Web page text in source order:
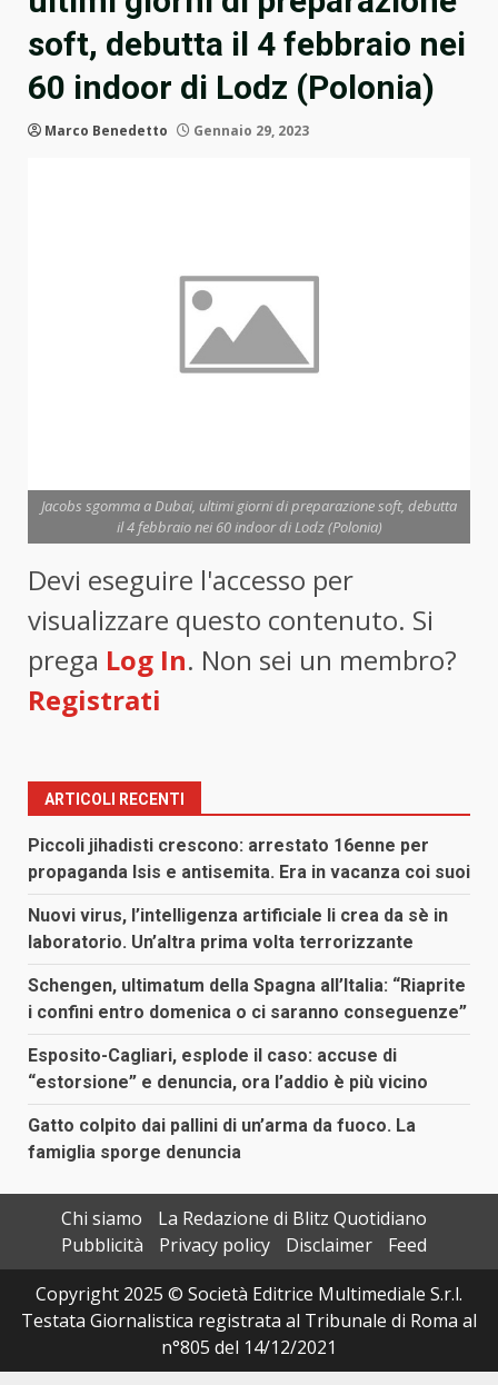
soft, debutta il 4 febbraio nei
60 indoor di Lodz (Polonia)
Marco Benedetto Gennaio 29, 2023
Jacobs sgomma a Dubai, ultimi giorni di preparazione soft, debutta
il 4 febbraio nei 60 indoor di Lodz (Polonia)
Devi eseguire l'accesso per
visualizzare questo contenuto. Si
prega Log In. Non sei un membro?
Registrati
ARTICOLI RECENTI
Piccoli jihadisti crescono: arrestato 16enne per
propaganda Isis e antisemita. Era in vacanza coi suoi
Nuovi virus, l’intelligenza artificiale li crea da sè in
laboratorio. Un’altra prima volta terrorizzante
Schengen, ultimatum della Spagna all’Italia: “Riaprite
i confini entro domenica o ci saranno conseguenze”
Esposito-Cagliari, esplode il caso: accuse di
“estorsione” e denuncia, ora l’addio è più vicino
Gatto colpito dai pallini di un’arma da fuoco. La
famiglia sporge denuncia
Chi siamo
La Redazione di Blitz Quotidiano
Pubblicità
Privacy policy Disclaimer
Feed
Copyright 2025 © Società Editrice Multimediale S.r.l.
Testata Giornalistica registrata al Tribunale di Roma al
n°805 del 14/12/2021